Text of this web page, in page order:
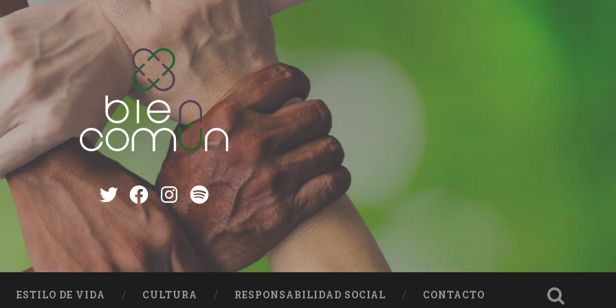
TwitterFacebook
instagram
Spotify
ESTILO DE VIDA CULTURA RESPONSABILIDAD SOCIAL CONTACTO